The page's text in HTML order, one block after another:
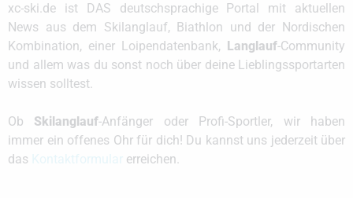
xc-ski.de ist DAS deutschsprachige Portal mit aktuellen
News aus dem Skilanglauf, Biathlon und der Nordischen
Kombination, einer Loipendatenbank,
Langlauf-Community
und allem was du sonst noch über deine Lieblingssportarten
wissen solltest.
Ob Skilanglauf-Anfänger oder Profi-Sportler, wir haben
immer ein offenes Ohr für dich! Du kannst uns jederzeit über
das
erreichen.